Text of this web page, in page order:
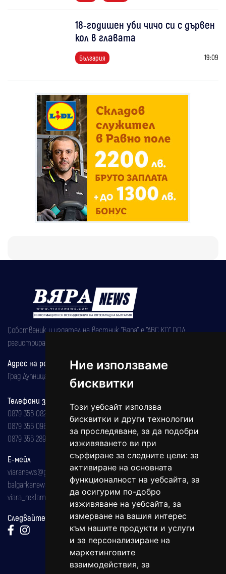
Ние използваме
бисквитки
Този уебсайт използва
бисквитки и други технологии
за проследяване, за да подобри
изживяването ви при
сърфиране за следните цели: за
активиране на основната
функционалност на уебсайта, за
да осигурим по-добро
изживяване на уебсайта, за
измерване на вашия интерес
към нашите продукти и услуги
и за персонализиране на
маркетинговите
взаимодействия, за
18-годишен уби чичо си с дървен
кол в главата
България 19:09
Собственик и издател на вестник "Вяра" е "АВС КО" ООД,
регистрирана на 08.05.2002 година.
Адрес на редакцията
Град Дупница, ул.''Христо Ботев" 43
Телефони за реклама и абонаменти
0879 356 082
0879 356 098
0879 356 289
Е-мейл
viaranews@gmail.com
balgarkanews@gmail.com
viara_reklama@mail.bg
Следвайте ни: